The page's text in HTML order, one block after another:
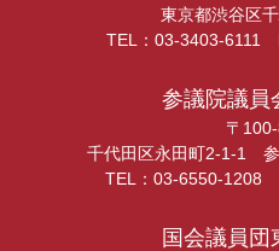
東京都渋谷区
TEL：03-3403-6111
参議院議員
〒
千代田区永田町2-1-1
TEL：03-6550-1208
国会議員団